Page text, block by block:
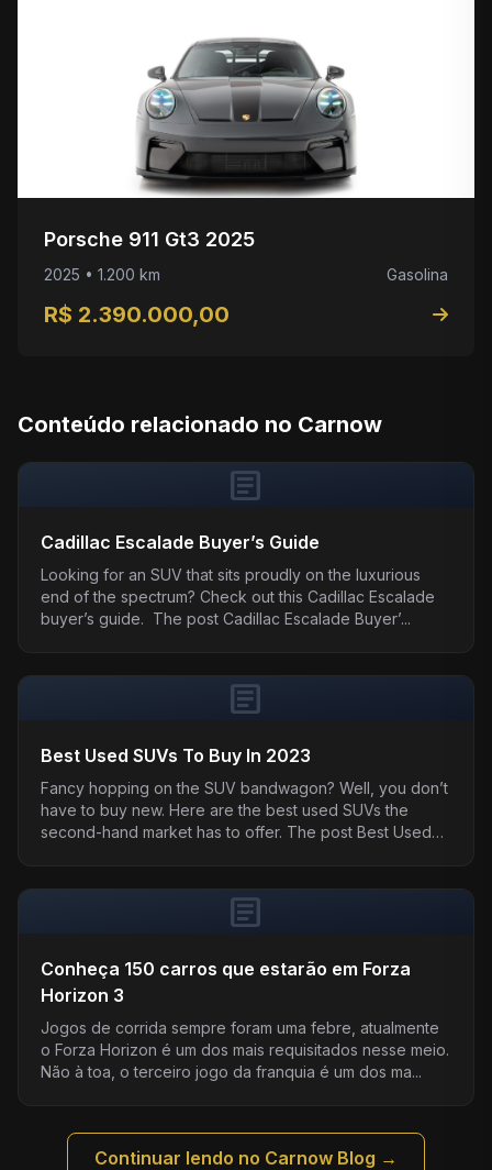
Porsche 911 Gt3 2025
2025 • 1.200 km Gasolina
R$ 2.390.000,00
Conteúdo relacionado no Carnow
article
Cadillac Escalade Buyer’s Guide
Looking for an SUV that sits proudly on the luxurious
end of the spectrum? Check out this Cadillac Escalade
buyer’s guide. The post Cadillac Escalade Buyer’...
article
Best Used SUVs To Buy In 2023
Fancy hopping on the SUV bandwagon? Well, you don’t
have to buy new. Here are the best used SUVs the
second-hand market has to offer. The post Best Used
article
Conheça 150 carros que estarão em Forza
Horizon 3
Jogos de corrida sempre foram uma febre, atualmente
o Forza Horizon é um dos mais requisitados nesse meio.
Não à toa, o terceiro jogo da franquia é um dos ma...
Continuar lendo no Carnow Blog →